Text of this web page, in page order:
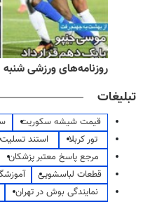
روزنامه‌های ورزشی شنبه ۱۷ مرداد ۱۴۰۵
تبلیغات
قیمت شیشه سکوریت
تور کربلا
استند تسلیت
مرجع پاسخ معتبر پزشکان
قطعات لباسشویی
نمایندگی بوش در تهران